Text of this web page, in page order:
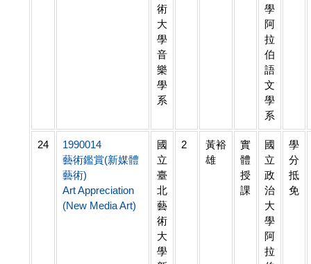
術
大
學
音
樂
學
系
學
阿
拉
伯
語
文
學
系
24
1990014
藝術鑑賞(新媒體
藝術)
Art Appreciation
(New Media Art)
國
立
臺
北
藝
術
大
學
2
黃裕
雄
實
體
授
課
國
立
政
治
大
學
阿
拉
學
分
抵
免